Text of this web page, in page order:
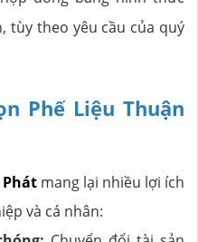
tùy theo yêu cầu của quý
Phế Liệu Thuận
Phát mang lại nhiều lợi ích
và cá nhân: